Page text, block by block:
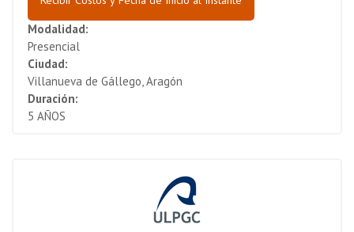
Modalidad:
Presencial
Ciudad:
Villanueva de Gállego, Aragón
Duración:
5 AÑOS